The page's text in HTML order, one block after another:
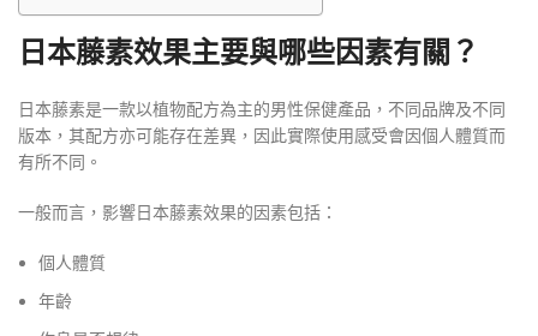
日本藤素效果主要與哪些因素有關？
日本藤素是一款以植物配方為主的男性保健產品，不同品牌及不同
版本，其配方亦可能存在差異，因此實際使用感受會因個人體質而
有所不同。
一般而言，影響日本藤素效果的因素包括：
個人體質
年齡